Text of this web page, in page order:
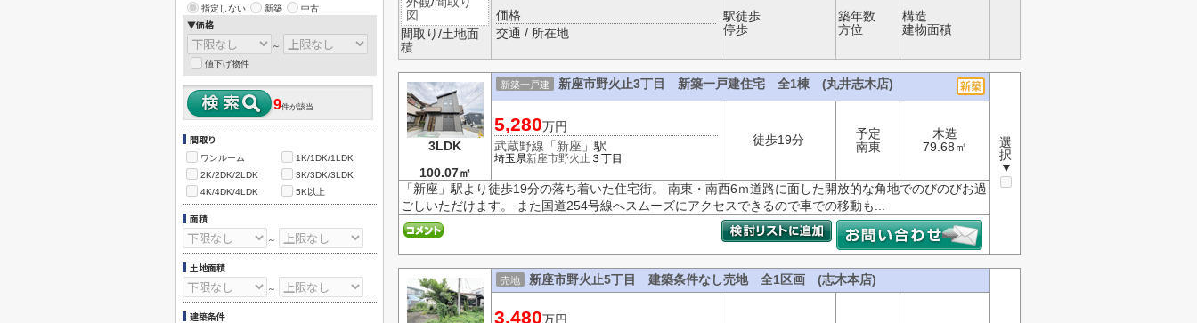
図
間取り/土地面
積
価格
交通 / 所在地
駅徒歩
停歩
築年数
方位
構造
建物面積
3LDK
100.07㎡
新築一戸建 新座市野火止3丁目 新築一戸建住宅 全1棟 (丸井志木店)
選
択
▼
5,280万円
武蔵野線 「新座 」駅
埼玉県新座市野火止 ３丁目
徒歩19分
予定
南東
木造
79.68㎡
「新座」駅より徒歩19分の落ち着いた住宅街。 南東・南西6ｍ道路に面した開放的な角地でのびのびお過
ごしいただけます。 また国道254号線へスムーズにアクセスできるので車での移動も...
売地 新座市野火止5丁目 建築条件なし売地 全1区画 (志木本店)
3,480万円
指定しない 新築 中古
▼価格
～
値下げ物件
9件が該当
間取り
ワンルーム
1K/1DK/1LDK
2K/2DK/2LDK
3K/3DK/3LDK
4K/4DK/4LDK
5K以上
面積
～
土地面積
～
建築条件